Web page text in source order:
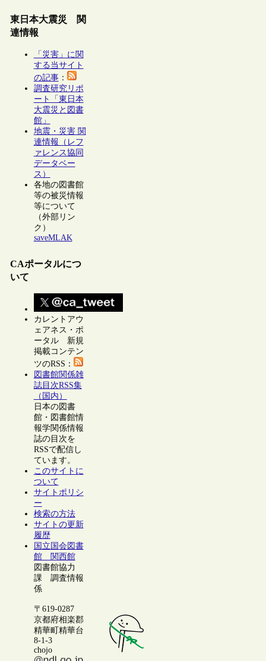
東日本大震災 関
連情報
「災害」に関
する当サイト
の記事：
調査研究リポ
ート「東日本
大震災と図書
館」
地震・災害 関
連情報（レフ
ァレンス協同
データベー
ス）
各地の図書館
等の被災情報
等について
（外部リン
ク）
saveMLAK
CAポータルにつ
いて
カレントアウ
ェアネス・ポ
ータル 新規
掲載コンテン
ツのRSS：
図書館関係雑
誌目次RSS集
（国内）
日本の図書
館・図書館情
報学関係情報
誌の目次を
RSSで配信し
ています。
このサイトに
ついて
サイトポリシ
ー
検索の方法
サイトの更新
履歴
国立国会図書
館 関西館
図書館協力
課 調査情報
係
〒619-0287
京都府相楽郡
精華町精華台
8-1-3
chojo